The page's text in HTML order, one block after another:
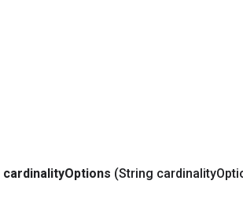
cardinalityOptions (String cardinality